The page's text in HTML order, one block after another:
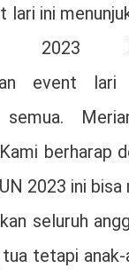
lari ini
2023
event
berharap
2023 ini
seluruh
tetapi anak-